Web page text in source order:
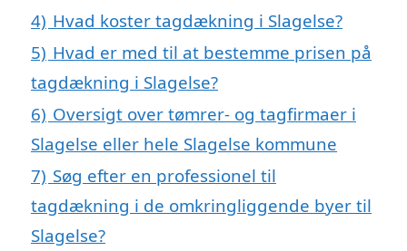
4) Hvad koster tagdækning i Slagelse?
5) Hvad er med til at bestemme prisen på
tagdækning i Slagelse?
6) Oversigt over tømrer- og tagfirmaer i
Slagelse eller hele Slagelse kommune
7) Søg efter en professionel til
tagdækning i de omkringliggende byer til
Slagelse?